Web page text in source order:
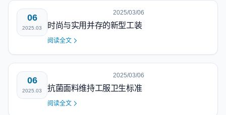
06
2025.03
2025/03/06
时尚与实用并存的新型工装
阅读全文
06
2025.03
2025/03/06
抗菌面料维持工服卫生标准
阅读全文